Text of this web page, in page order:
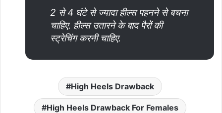
2 से 4 घंटे से ज्यादा हील्स पहनने से बचना
चाहिए. हील्स उतारने के बाद पैरों की
स्ट्रेचिंग करनी चाहिए.
High Heels Drawback
High Heels Drawback For Females